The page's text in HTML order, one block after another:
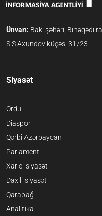
Ünvan: Bakı şəhəri, Binəqədi
S.S.Axundov küçəsi 31/23
Siyasət
Ordu
Diaspor
Qərbi Azərbaycan
Parlament
Xarici siyasət
Daxili siyasət
Qarabağ
Analitika